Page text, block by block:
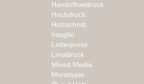
Handoffsetdruck
Hochdruck
Holzschnitt
Intaglio
Letterpress
Linoldruck
Mixed Media
Monotypie